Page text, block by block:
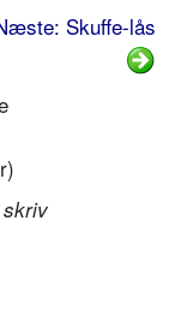
Skuffe-lås
skriv